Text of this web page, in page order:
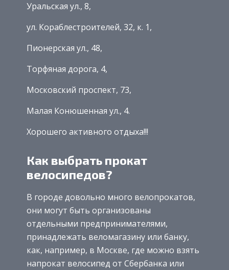
Уральская ул., 8,
ул. Кораблестроителей, 32, к. 1,
Пионерская ул., 48,
Торфяная дорога, 4,
Московский проспект, 73,
Малая Конюшенная ул., 4.
Хорошего активного отдыха!!!
Как выбрать прокат
велосипедов?
В городе довольно много велопрокатов,
они могут быть организованы
отдельными предпринимателями,
принадлежать веломагазину или банку,
как, например, в Москве, где можно взять
напрокат велосипед от Сбербанка или